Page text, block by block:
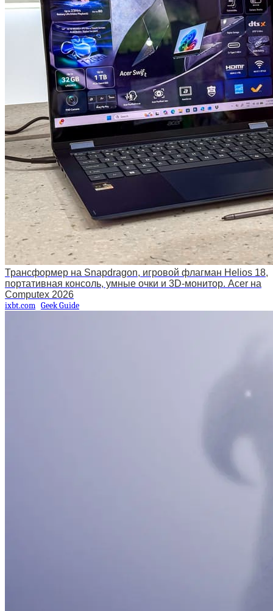
Трансформер на Snapdragon, игровой флагман Helios 18,
портативная консоль, умные очки и 3D-монитор. Acer на
Computex 2026
ixbt.com Geek Guide